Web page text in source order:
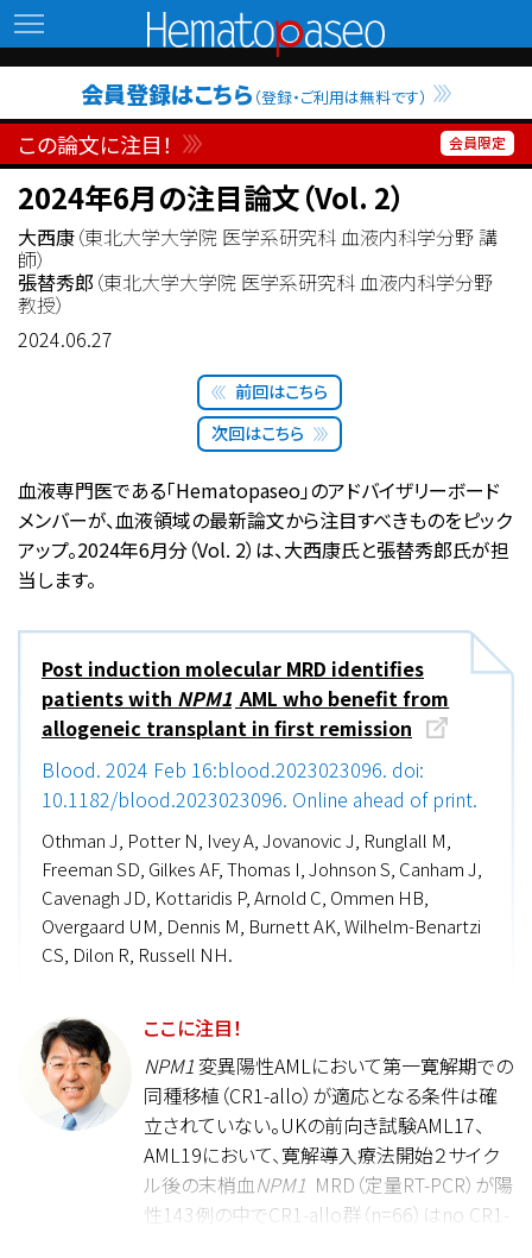
Hematopaseo
会員登録はこちら （登録・ご利用は無料です）
この論文に注目！
2024年6月の注目論文（Vol. 2）
大西康（東北大学大学院 医学系研究科 血液内科学分野 講
師）
張替秀郎 （東北大学大学院 医学系研究科 血液内科学分野
教授）
2024.06.27
次回はこちら
前回はこちら
血液専門医である「Hematopaseo」のアドバイザリーボード
メンバーが、血液領域の最新論文から注目すべきものをピック
アップ。2024年6月分（Vol. 2）は、大西康氏と張替秀郎氏が担
当します。
Post induction molecular MRD identifies
patients with NPM1 AML who benefit from
allogeneic transplant in first remission
Blood. 2024 Feb 16:blood.2023023096. doi:
10.1182/blood.2023023096. Online ahead of print.
Othman J, Potter N, Ivey A, Jovanovic J, Runglall M,
Freeman SD, Gilkes AF, Thomas I, Johnson S, Canham J,
Cavenagh JD, Kottaridis P, Arnold C, Ommen HB,
Overgaard UM, Dennis M, Burnett AK, Wilhelm-Benartzi
CS, Dilon R, Russell NH.
ここに注目！
NPM1 変異陽性AMLにおいて第一寛解期での
同種移植（CR1-allo）が適応となる条件は確
立されていない。UKの前向き試験AML17、
AML19において、寛解導入療法開始２サイク
ル後の末梢血NPM1 MRD（定量RT-PCR）が陽
性143例の中でCR1-allo群（n=66）はno CR1-